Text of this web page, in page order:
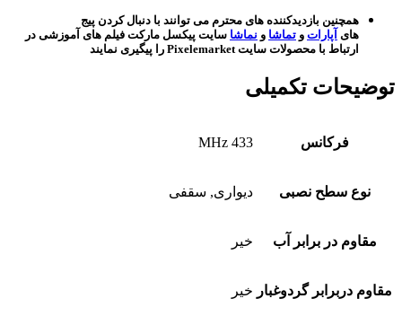
همچنین بازدیدکننده های محترم می توانند با دنبال کردن پیج
های آپارات و تماشا و نماشا سایت پیکسل مارکت فیلم های آموزشی در
ارتباط با محصولات سایت Pixelemarket را پیگیری نمایند
توضیحات تکمیلی
فرکانس 433 MHz
نوع سطح نصبی دیواری, سقفی
مقاوم در برابر آب خیر
مقاوم دربرابر گردوغبار خیر